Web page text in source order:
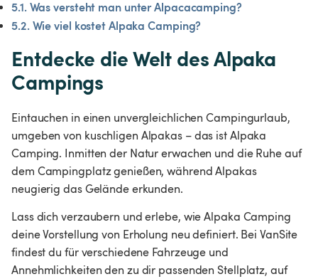
5.1. Was versteht man unter Alpacacamping?
5.2. Wie viel kostet Alpaka Camping?
Entdecke die Welt des Alpaka
Campings
Eintauchen in einen unvergleichlichen Campingurlaub,
umgeben von kuschligen Alpakas – das ist Alpaka
Camping. Inmitten der Natur erwachen und die Ruhe auf
dem Campingplatz genießen, während Alpakas
neugierig das Gelände erkunden.
Lass dich verzaubern und erlebe, wie Alpaka Camping
deine Vorstellung von Erholung neu definiert. Bei VanSite
findest du für verschiedene Fahrzeuge und
Annehmlichkeiten den zu dir passenden Stellplatz, auf